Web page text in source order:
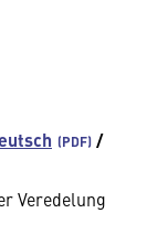
/
Veredelung